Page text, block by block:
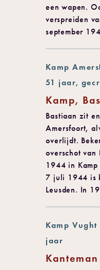
een wapen.
verspreiden
september
Kamp
51 jaar,
Kamp,
Bastiaan zit
Amersfoort,
overlijdt.
overschot van
1944 in
7 juli 1944 is
Leusden. In
Kamp
jaar